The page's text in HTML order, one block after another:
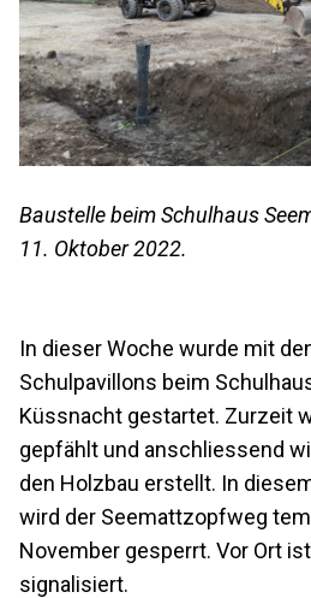
Baustelle beim Schulhaus
11. Oktober 2022.
In dieser Woche wurde mit
Schulpavillons beim
Küssnacht gestartet. Zurzeit
gepfählt und anschliessend
den Holzbau erstellt. In
wird der Seemattzopfweg
November gesperrt. Vor Ort
signalisiert.